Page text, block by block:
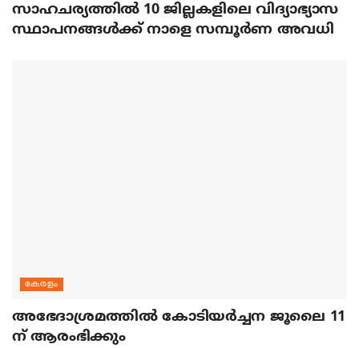
സാഹചര്യത്തിൽ 10 ജില്ലകളിലെ വിദ്യാഭ്യാസ
സ്ഥാപനങ്ങൾക്ക് നാളെ സമ്പൂർണ അവധി
കേരളം
അഭേദാശ്രമത്തില്‍ കോടിയര്‍ച്ചന ജൂലൈ 11
ന് ആരംഭിക്കും